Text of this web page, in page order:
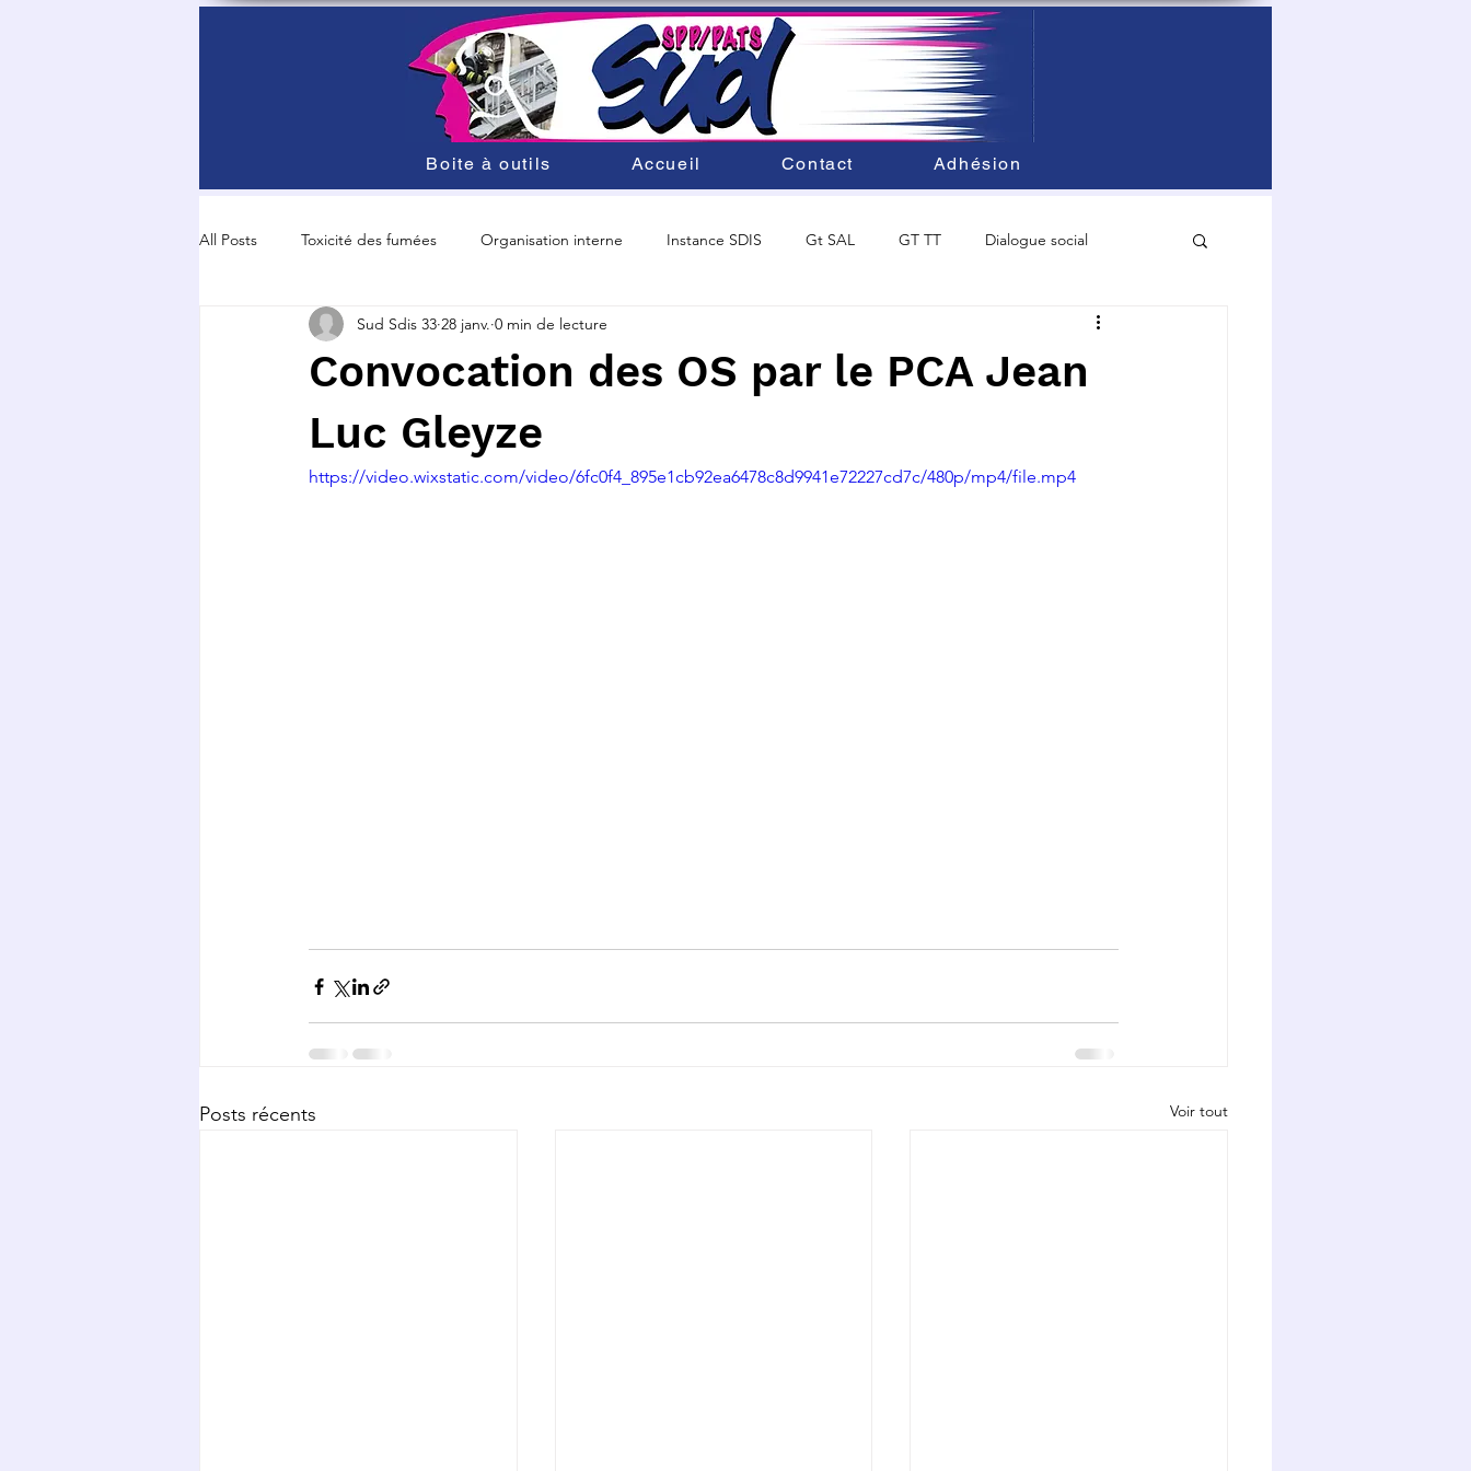
Boite à outils Accueil Contact Adhésion
All Posts Toxicité des fumées Organisation interne Instance SDIS Gt SAL GT TT Dialogue social
Grève et manisfestation Sécurité du personnel
Convocation des OS par le PCA Jean
Luc Gleyze
Sud Sdis 33 28 janv. 0 min de lecture
https://video.wixstatic.com/video/6fc0f4_895e1cb92ea6478c8d9941e72227cd7c/480p/mp4/file.mp4
Posts récents Voir tout